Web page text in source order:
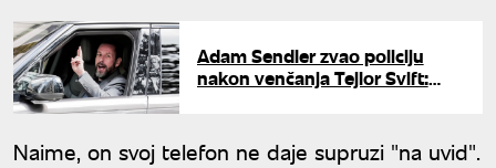
Adam Sendler zvao policiju
nakon venčanja Tejlor Svift:
Naime, on svoj telefon ne daje supruzi "na uvid".